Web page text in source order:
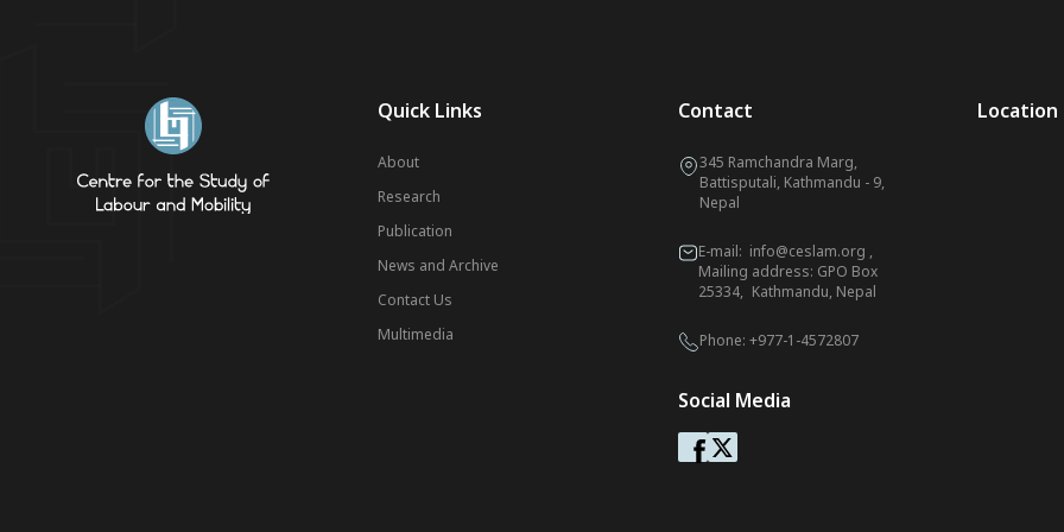
Quick Links
About
Research
Publication
News and Archive
Contact Us
Multimedia
Contact
345 Ramchandra Marg,
Battisputali, Kathmandu - 9,
Nepal
E-mail: info@ceslam.org ,
Mailing address: GPO Box
25334, Kathmandu, Nepal
Phone: +977-1-4572807
Social Media
Location